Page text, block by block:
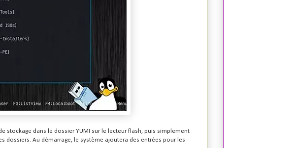
stockage dans le dossier YUMI sur le lecteur flash, puis simplement
dossiers. Au démarrage, le système ajoutera des entrées pour les